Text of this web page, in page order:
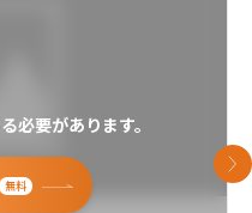
必要があります。
無料
次